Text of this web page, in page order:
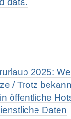
data.
2025:
/ Trotz
öffentliche
Daten